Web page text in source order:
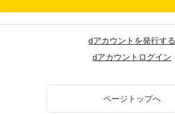
dアカウントを発行する
dアカウントログイン
ページトップへ